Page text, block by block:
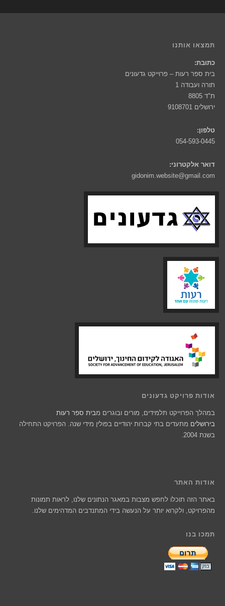
תמצאו אותנו
כתובת:
בית ספר רעות – פרוייקט גדעונים
תורה ועבודה 1
ת"ד 8805
ירושלים 9108701
טלפון:
054-593-0445
דואר אלקטרוני:
gidonim.website@gmail.com
אודות פרויקט גדעונים
במהלך הפרוייקט תלמידים, מורים ובוגרים מבית ספר רעות
בירושלים מתעדים בתי קברות יהודיים בפולין מידי שנה. הפרויקט התחילה
בשנת 2004.
אודות האתר
באתר הזה תוכלו לחפש מצבות במאגר הנתונים שלנו, לראות תמונות
מהפרויקט, ולקרוא יותר על הנעשה בידי המתנדבים המדהימים שלנו.
תמכו בנו